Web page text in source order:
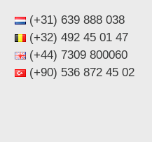
(+31) 639 888 038
(+32) 492 45 01 47
(+44) ‪7309 800060‬
(+90) 536 872 45 02